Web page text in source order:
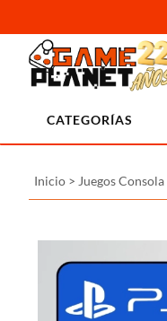
CATEGORÍAS
Inicio > Juegos Consola